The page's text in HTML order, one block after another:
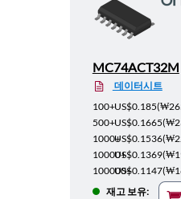
MC74ACT32M
데이터시트
100+US$0.185(
500+US$0.1665(
1000+US$0.1536(
10000+US$0.1369(
100000+US$0.1147(
재고 보유: